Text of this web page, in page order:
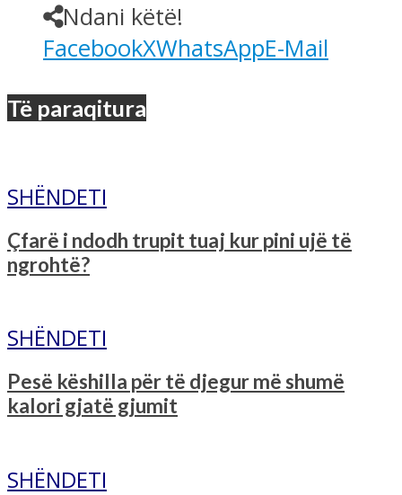
Ndani këtë!
FacebookXWhatsAppE-Mail
Të paraqitura
SHËNDETI
Çfarë i ndodh trupit tuaj kur pini ujë të
ngrohtë?
SHËNDETI
Pesë këshilla për të djegur më shumë
kalori gjatë gjumit
SHËNDETI